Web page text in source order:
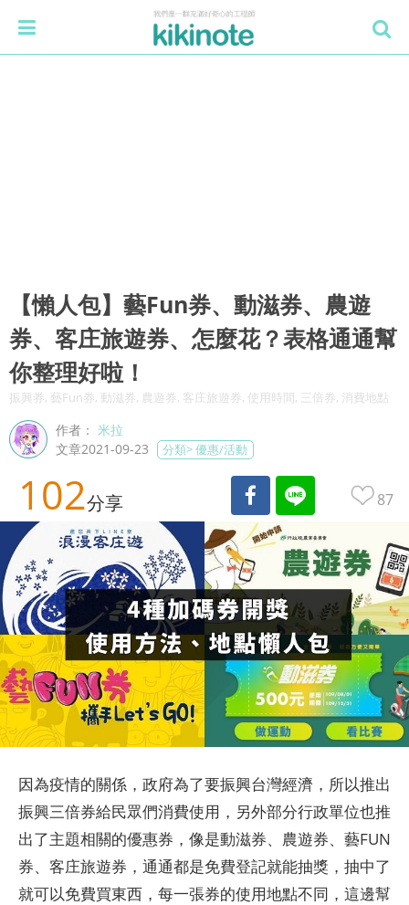
【懶人包】藝Fun券、動滋券、農遊
券、客庄旅遊券、怎麼花？表格通通幫
你整理好啦！
振興券, 藝Fun券, 動滋券, 農遊券, 客庄旅遊券, 使用時間, 三倍券, 消費地點
作者：米拉
文章2021-09-23
分類>優惠/活動
102分享 87
因為疫情的關係，政府為了要振興台灣經濟，所以推出
振興三倍券給民眾們消費使用，另外部分行政單位也推
出了主題相關的優惠券，像是動滋券、農遊券、藝FUN
券、客庄旅遊券，通通都是免費登記就能抽獎，抽中了
就可以免費買東西，每一張券的使用地點不同，這邊幫